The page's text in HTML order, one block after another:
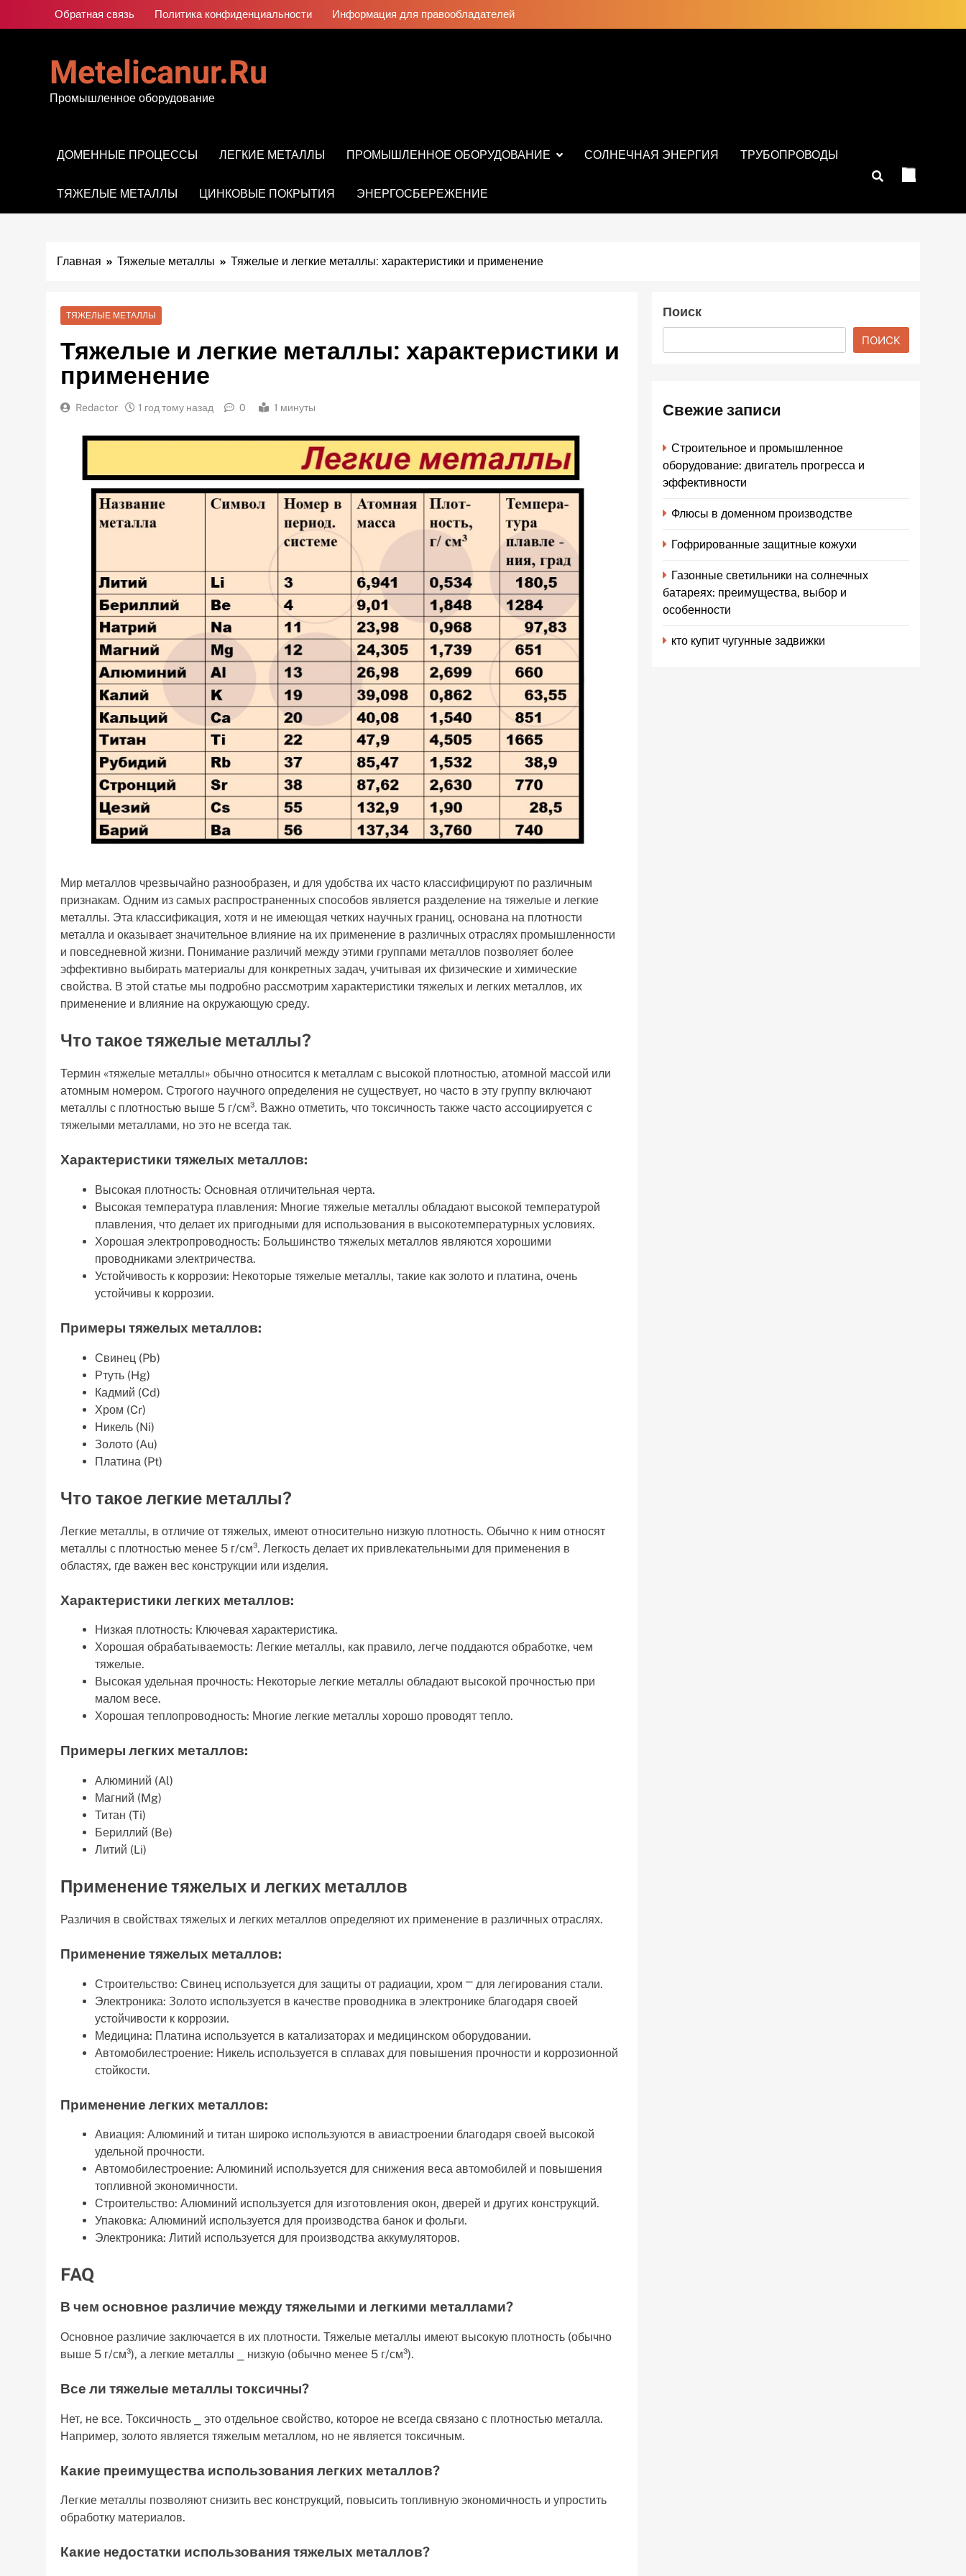
к
Обратная связь Политика конфиденциальности Информация для правообладателей
Metelicanur.ru
Промышленное оборудование
ДОМЕННЫЕ ПРОЦЕССЫ ЛЕГКИЕ МЕТАЛЛЫ ПРОМЫШЛЕННОЕ ОБОРУДОВАНИЕ СОЛНЕЧНАЯ ЭНЕРГИЯ ТРУБОПРОВОДЫ
ТЯЖЕЛЫЕ МЕТАЛЛЫ ЦИНКОВЫЕ ПОКРЫТИЯ ЭНЕРГОСБЕРЕЖЕНИЕ
Главная Тяжелые металлы Тяжелые и легкие металлы: характеристики и применение
ТЯЖЕЛЫЕ МЕТАЛЛЫ
Тяжелые и легкие металлы: характеристики и
применение
Redactor 1 год тому назад 0 1 минуты
Мир металлов чрезвычайно разнообразен, и для удобства их часто классифицируют по различным
признакам. Одним из самых распространенных способов является разделение на тяжелые и легкие
металлы. Эта классификация, хотя и не имеющая четких научных границ, основана на плотности
металла и оказывает значительное влияние на их применение в различных отраслях промышленности
и повседневной жизни. Понимание различий между этими группами металлов позволяет более
эффективно выбирать материалы для конкретных задач, учитывая их физические и химические
свойства. В этой статье мы подробно рассмотрим характеристики тяжелых и легких металлов, их
применение и влияние на окружающую среду.
Что такое тяжелые металлы?
Термин «тяжелые металлы» обычно относится к металлам с высокой плотностью, атомной массой или
атомным номером. Строгого научного определения не существует, но часто в эту группу включают
металлы с плотностью выше 5 г/см³. Важно отметить, что токсичность также часто ассоциируется с
тяжелыми металлами, но это не всегда так.
Характеристики тяжелых металлов:
Высокая плотность: Основная отличительная черта.
Высокая температура плавления: Многие тяжелые металлы обладают высокой температурой
плавления, что делает их пригодными для использования в высокотемпературных условиях.
Хорошая электропроводность: Большинство тяжелых металлов являются хорошими
проводниками электричества.
Устойчивость к коррозии: Некоторые тяжелые металлы, такие как золото и платина, очень
устойчивы к коррозии.
Примеры тяжелых металлов:
Свинец (Pb)
Ртуть (Hg)
Кадмий (Cd)
Хром (Cr)
Никель (Ni)
Золото (Au)
Платина (Pt)
Что такое легкие металлы?
Легкие металлы, в отличие от тяжелых, имеют относительно низкую плотность. Обычно к ним относят
металлы с плотностью менее 5 г/см³. Легкость делает их привлекательными для применения в
областях, где важен вес конструкции или изделия.
Характеристики легких металлов:
Низкая плотность: Ключевая характеристика.
Хорошая обрабатываемость: Легкие металлы, как правило, легче поддаются обработке, чем
тяжелые.
Высокая удельная прочность: Некоторые легкие металлы обладают высокой прочностью при
малом весе.
Хорошая теплопроводность: Многие легкие металлы хорошо проводят тепло.
Примеры легких металлов:
Алюминий (Al)
Магний (Mg)
Титан (Ti)
Бериллий (Be)
Литий (Li)
Применение тяжелых и легких металлов
Различия в свойствах тяжелых и легких металлов определяют их применение в различных отраслях.
Применение тяжелых металлов:
Строительство: Свинец используется для защиты от радиации, хром ⎻ для легирования стали.
Электроника: Золото используется в качестве проводника в электронике благодаря своей
устойчивости к коррозии.
Медицина: Платина используется в катализаторах и медицинском оборудовании.
Автомобилестроение: Никель используется в сплавах для повышения прочности и коррозионной
стойкости.
Применение легких металлов:
Авиация: Алюминий и титан широко используются в авиастроении благодаря своей высокой
удельной прочности.
Автомобилестроение: Алюминий используется для снижения веса автомобилей и повышения
топливной экономичности.
Строительство: Алюминий используется для изготовления окон, дверей и других конструкций.
Упаковка: Алюминий используется для производства банок и фольги.
Электроника: Литий используется для производства аккумуляторов.
FAQ
В чем основное различие между тяжелыми и легкими металлами?
Основное различие заключается в их плотности. Тяжелые металлы имеют высокую плотность (обычно
выше 5 г/см³), а легкие металлы ⎯ низкую (обычно менее 5 г/см³).
Все ли тяжелые металлы токсичны?
Нет, не все. Токсичность ⎯ это отдельное свойство, которое не всегда связано с плотностью металла.
Например, золото является тяжелым металлом, но не является токсичным.
Какие преимущества использования легких металлов?
Легкие металлы позволяют снизить вес конструкций, повысить топливную экономичность и упростить
обработку материалов.
Какие недостатки использования тяжелых металлов?
Поиск
ПОИСК
Свежие записи
Строительное и промышленное
оборудование: двигатель прогресса и
эффективности
Флюсы в доменном производстве
Гофрированные защитные кожухи
Газонные светильники на солнечных
батареях: преимущества, выбор и
особенности
кто купит чугунные задвижки